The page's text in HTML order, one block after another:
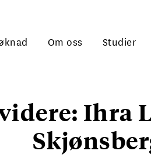
Om oss Studier
Ihra